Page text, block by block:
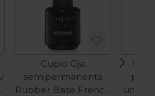
Cupio Oja
semipermanenta
Rubber Base French
unghii